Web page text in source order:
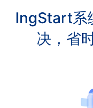
IngStart系
决，省